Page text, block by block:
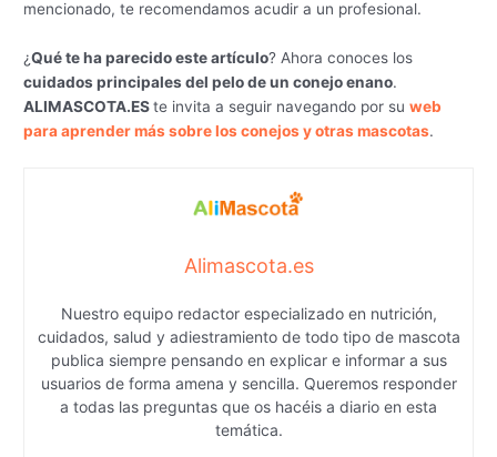
mencionado, te recomendamos acudir a un profesional.
¿Qué te ha parecido este artículo? Ahora conoces los
cuidados principales del pelo de un conejo enano.
ALIMASCOTA.ESte invita a seguir navegando por suweb
para aprender más sobre los conejos y otras mascotas.
Alimascota.es
Nuestro equipo redactor especializado en nutrición,
cuidados, salud y adiestramiento de todo tipo de mascota
publica siempre pensando en explicar e informar a sus
usuarios de forma amena y sencilla. Queremos responder
a todas las preguntas que os hacéis a diario en esta
temática.